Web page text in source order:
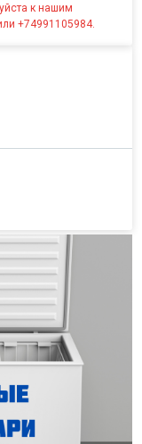
к нашим
+74991105984.